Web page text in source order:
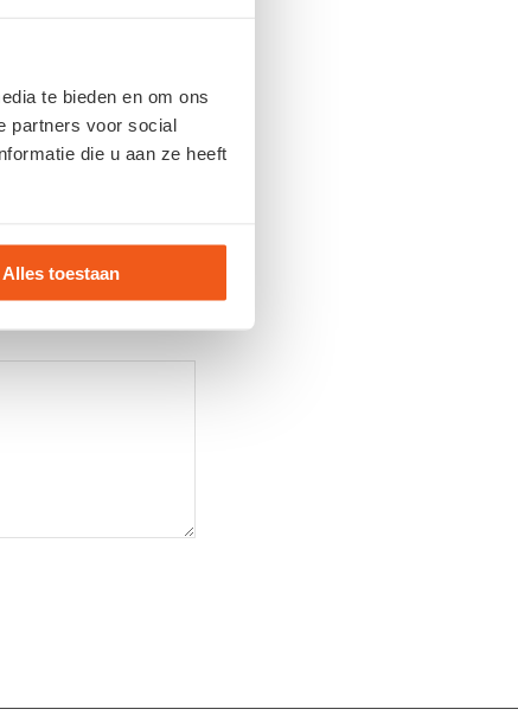
te bieden en om ons
partners voor social
die u aan ze heeft
Alles toestaan